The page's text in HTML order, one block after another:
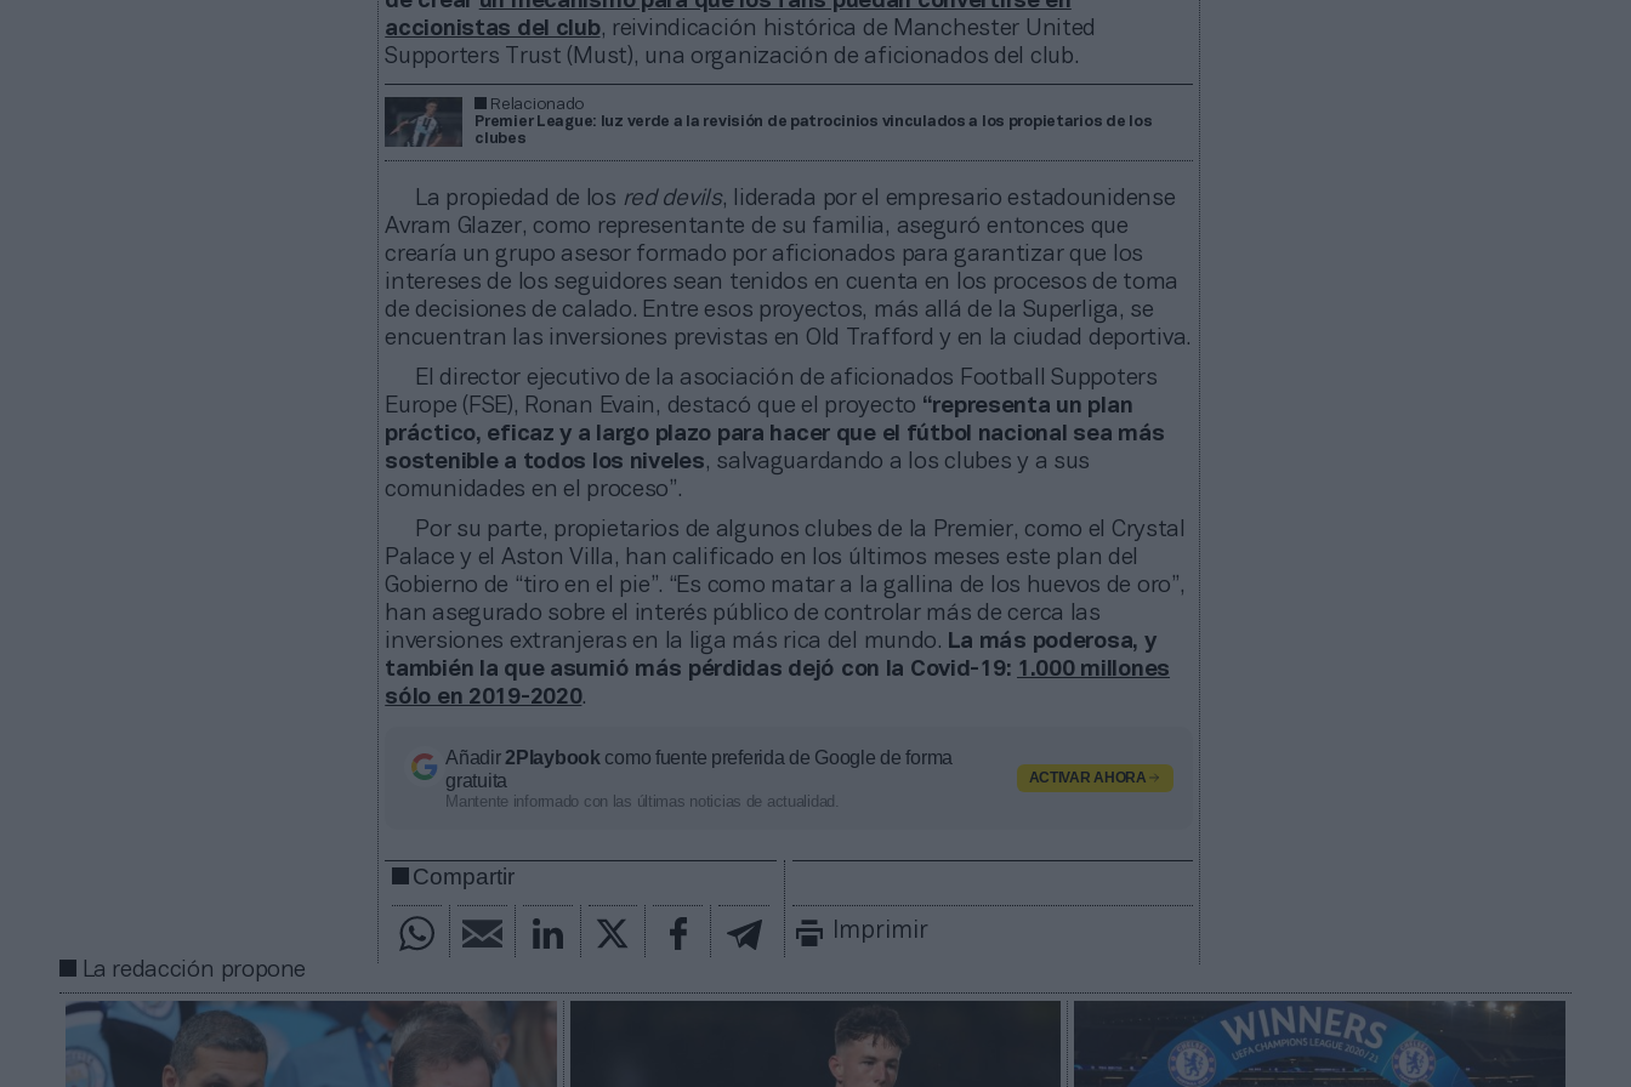
accionistas del club, reivindicación histórica de Manchester United
Supporters Trust (Must), una organización de aficionados del club.
Relacionado
Premier League: luz verde a la revisión de patrocinios vinculados a los propietarios de los
clubes
La propiedad de los red devils, liderada por el empresario estadounidense
Avram Glazer, como representante de su familia, aseguró entonces que
crearía un grupo asesor formado por aficionados para garantizar que los
intereses de los seguidores sean tenidos en cuenta en los procesos de toma
de decisiones de calado. Entre esos proyectos, más allá de la Superliga, se
encuentran las inversiones previstas en Old Trafford y en la ciudad deportiva.
El director ejecutivo de la asociación de aficionados Football Suppoters
Europe (FSE), Ronan Evain, destacó que el proyecto “representa un plan
práctico, eficaz y a largo plazo para hacer que el fútbol nacional sea más
sostenible a todos los niveles, salvaguardando a los clubes y a sus
comunidades en el proceso”.
Por su parte, propietarios de algunos clubes de la Premier, como el Crystal
Palace y el Aston Villa, han calificado en los últimos meses este plan del
Gobierno de “tiro en el pie”. “Es como matar a la gallina de los huevos de oro”,
han asegurado sobre el interés público de controlar más de cerca las
inversiones extranjeras en la liga más rica del mundo. La más poderosa, y
también la que asumió más pérdidas dejó con la Covid-19: 1.000 millones
sólo en 2019-2020.
Añadir2Playbook como fuente preferida de Google de forma
gratuita
Mantente informado con las últimas noticias de actualidad.
ACTIVAR AHORA
Compartir
Imprimir
La redacción propone